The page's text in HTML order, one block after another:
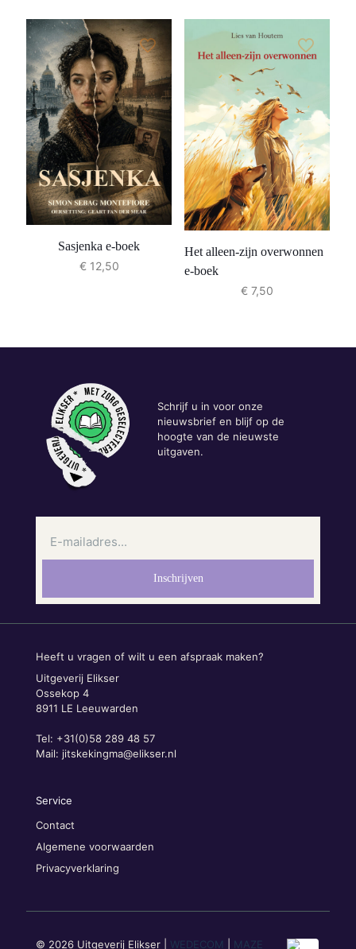
Sasjenka e-boek
€12,50
Het alleen-zijn overwonnen
e-boek
€7,50
Schrijf u in voor onze
nieuwsbrief en blijf op de
hoogte van de nieuwste
uitgaven.
Heeft u vragen of wilt u een afspraak maken?
Uitgeverij Elikser
Ossekop 4
8911 LE Leeuwarden
Tel: +31(0)58 289 48 57
Mail: jitskekingma@elikser.nl
Service
Contact
Algemene voorwaarden
Privacyverklaring
© 2026 Uitgeverij Elikser | WEDECOM MAZE